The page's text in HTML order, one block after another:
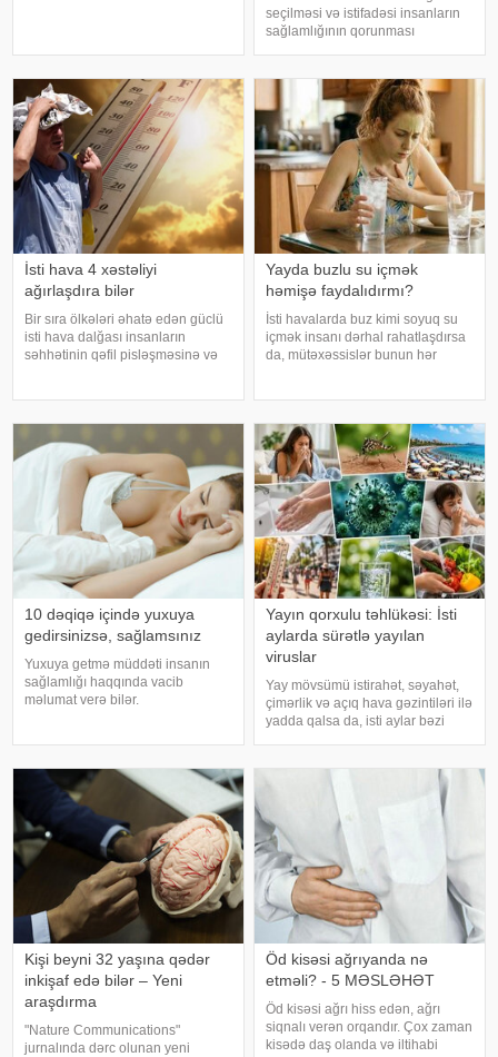
seçilməsi və istifadəsi insanların
sağlamlığının qorunması
Səhiyyə Nazirliyinin rəsmi
"Instagram" hesabınd
İsti hava 4 xəstəliyi
ağırlaşdıra bilər
Bir sıra ölkələri əhatə edən güclü
isti hava dalğası insanların
səhhətinin qəfil pisləşməsinə və
günvurma riski yaratmır. xarici
mediay
Yayda buzlu su içmək
həmişə faydalıdırmı?
İsti havalarda buz kimi soyuq su
içmək insanı dərhal rahatlaşdırsa
da, mütəxəssislər bunun hər
insanın kifayət qədə
10 dəqiqə içində yuxuya
gedirsinizsə, sağlamsınız
Yuxuya getmə müddəti insanın
sağlamlığı haqqında vacib
məlumat verə bilər.
üzrə mütəxəssis Mişel Drerupun
sözlərinə görə
Yayın qorxulu təhlükəsi: İsti
aylarda sürətlə yayılan
viruslar
Yay mövsümü istirahət, səyahət,
çimərlik və açıq hava gəzintiləri ilə
yadda qalsa da, isti aylar bəzi
temperatur deyil. Açıq havad
Kişi beyni 32 yaşına qədər
inkişaf edə bilər – Yeni
araşdırma
"Nature Communications"
jurnalında dərc olunan yeni
Öd kisəsi ağrıyanda nə
etməli? - 5 MƏSLƏHƏT
Öd kisəsi ağrı hiss edən, ağrı
siqnalı verən orqandır. Çox zaman
kisədə daş olanda və iltihabi